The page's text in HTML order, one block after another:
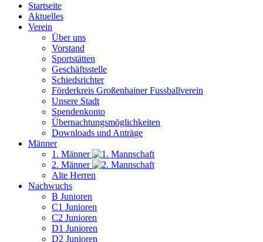
Startseite
Aktuelles
Verein
Über uns
Vorstand
Sportstätten
Geschäftsstelle
Schiedsrichter
Förderkreis Großenhainer Fussballverein
Unsere Stadt
Spendenkonto
Übernachtungsmöglichkeiten
Downloads und Anträge
Männer
1. Männer
2. Männer
Alte Herren
Nachwuchs
B Junioren
C1 Junioren
C2 Junioren
D1 Junioren
D2 Junioren